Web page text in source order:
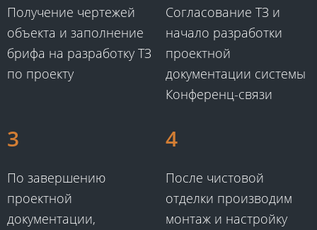
​Получение чертежей
объекта и заполнение
брифа на разработку ТЗ
по проекту
​Согласование ТЗ и
начало разработки
проектной
документации системы
Конференц-связи​​
3
​По завершению
проектной
документации,
4
​После чистовой
отделки производим
монтаж и настройку